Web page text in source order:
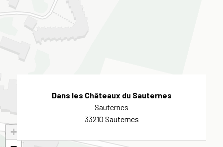
+
Dans les Châteaux du Sauternes
Sauternes
33210 Sauternes